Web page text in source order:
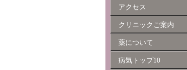
アクセス
クリニックご案内
薬について
病気トップ10